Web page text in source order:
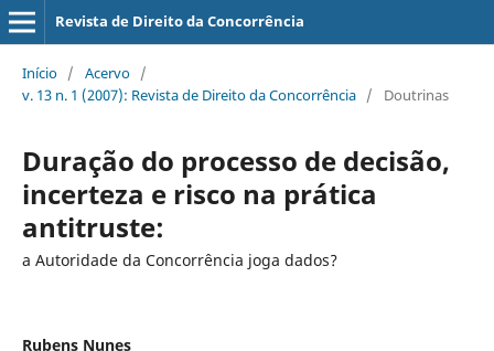
Revista de Direito da Concorrência
Início / Acervo /
v. 13 n. 1 (2007): Revista de Direito da Concorrência / Doutrinas
Duração do processo de decisão,
incerteza e risco na prática
antitruste:
a Autoridade da Concorrência joga dados?
Rubens Nunes